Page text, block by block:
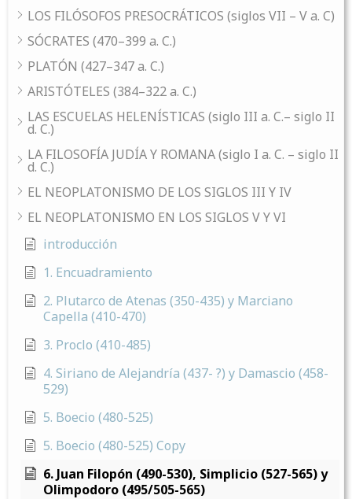
LOS FILÓSOFOS PRESOCRÁTICOS (siglos VII – V a. C)
SÓCRATES (470–399 a. C.)
PLATÓN (427–347 a. C.)
ARISTÓTELES (384–322 a. C.)
LAS ESCUELAS HELENÍSTICAS (siglo III a. C.– siglo II
d. C.)
LA FILOSOFÍA JUDÍA Y ROMANA (siglo I a. C. – siglo II
d. C.)
EL NEOPLATONISMO DE LOS SIGLOS III Y IV
EL NEOPLATONISMO EN LOS SIGLOS V Y VI
introducción
1. Encuadramiento
2. Plutarco de Atenas (350-435) y Marciano
Capella (410-470)
3. Proclo (410-485)
4. Siriano de Alejandría (437- ?) y Damascio (458-
529)
5. Boecio (480-525)
5. Boecio (480-525) Copy
6. Juan Filopón (490-530), Simplicio (527-565) y
Olimpodoro (495/505-565)